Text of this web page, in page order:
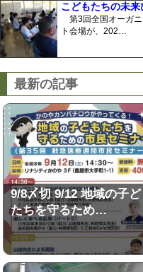
こどもたちの未
第3回全国オーガニ
ト会場が、202…
最新の記事
9/8〆切 9/12 地域の子ど
たちを守るため…